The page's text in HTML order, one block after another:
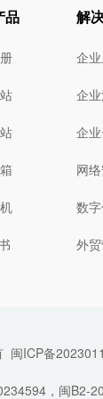
品 解
企
企
企
网
数
外
闽ICP备
，闽B2-